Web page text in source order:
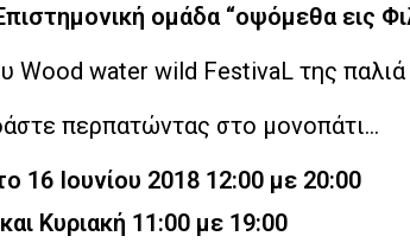
ομάδα “οψόμεθα εις
Wood water wild FestivaL της
περπατώντας στο μονοπάτι…
16 Ιουνίου 2018 12:00 με 20:00
και Κυριακή 11:00 με 19:00